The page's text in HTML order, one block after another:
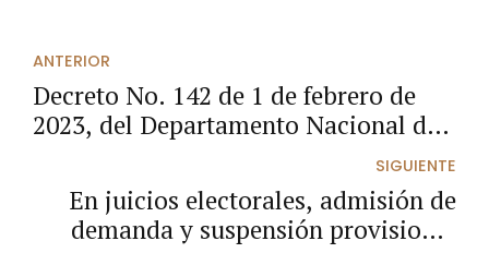
ANTERIOR
Decreto No. 142 de 1 de febrero de
2023, del Departamento Nacional de
SIGUIENTE
En juicios electorales, admisión de
demanda y suspensión provisional